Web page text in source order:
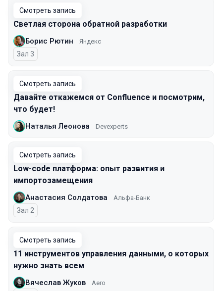
Смотреть запись
Светлая сторона обратной разработки
Борис Рютин Яндекс
Зал 3
Смотреть запись
Давайте откажемся от Confluence и посмотрим,
что будет!
Наталья Леонова Devexperts
Смотреть запись
Low-code платформа: опыт развития и
импортозамещения
Анастасия Солдатова Альфа-Банк
Зал 2
Смотреть запись
11 инструментов управления данными, о которых
нужно знать всем
Вячеслав Жуков Aero